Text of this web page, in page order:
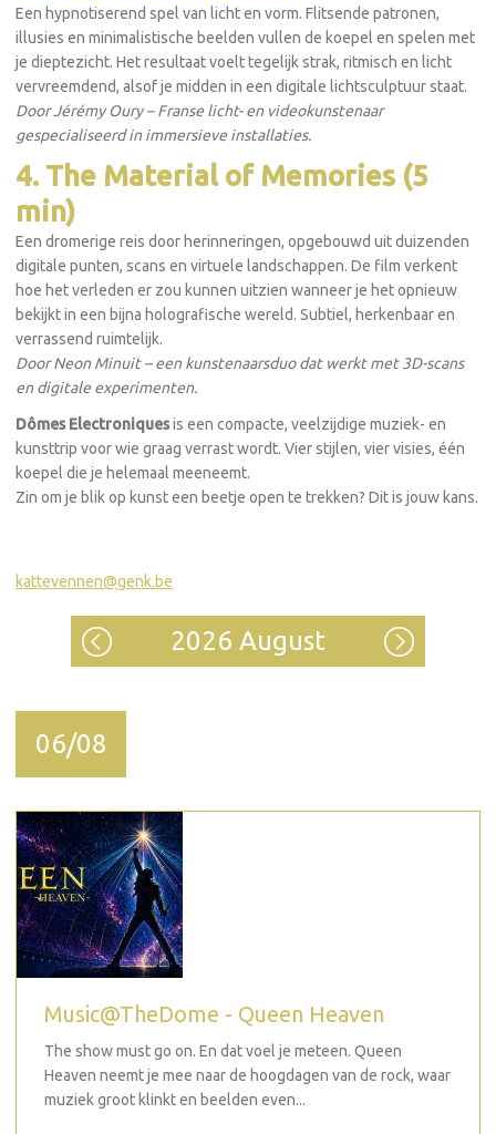
Een hypnotiserend spel van licht en vorm. Flitsende patronen,
illusies en minimalistische beelden vullen de koepel en spelen met
je dieptezicht. Het resultaat voelt tegelijk strak, ritmisch en licht
vervreemdend, alsof je midden in een digitale lichtsculptuur staat.
Door Jérémy Oury – Franse licht- en videokunstenaar
gespecialiseerd in immersieve installaties.
4. The Material of Memories (5
min)
Een dromerige reis door herinneringen, opgebouwd uit duizenden
digitale punten, scans en virtuele landschappen. De film verkent
hoe het verleden er zou kunnen uitzien wanneer je het opnieuw
bekijkt in een bijna holografische wereld. Subtiel, herkenbaar en
verrassend ruimtelijk.
Door Neon Minuit – een kunstenaarsduo dat werkt met 3D-scans
en digitale experimenten.
Dômes Electroniquesis een compacte, veelzijdige muziek- en
kunsttrip voor wie graag verrast wordt. Vier stijlen, vier visies, één
koepel die je helemaal meeneemt.
Zin om je blik op kunst een beetje open te trekken? Dit is jouw kans.
kattevennen@genk.be
2026 August
06/08
Music@TheDome - Queen Heaven
The show must go on. En dat voel je meteen. Queen
Heaven neemt je mee naar de hoogdagen van de rock, waar
muziek groot klinkt en beelden even...